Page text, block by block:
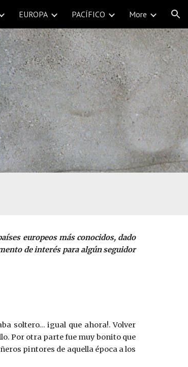
EUROPA PACÍFICO More
europeos más conocidos, dado
de interés para algún seguidor
soltero… igual que ahora!. Volver
Por otra parte fue muy bonito que
pintores de aquella época a los